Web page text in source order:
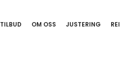
TILBUD OM OSS JUSTERING